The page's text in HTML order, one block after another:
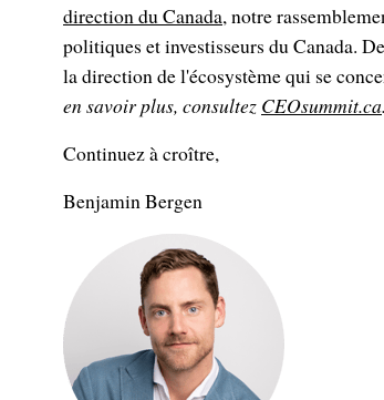
direction du Canada, notre
politiques et investisseurs du Canada.
la direction de l'écosystème qui se
en savoir plus, consultez CEOsummit.ca.
Continuez à croître,
Benjamin Bergen